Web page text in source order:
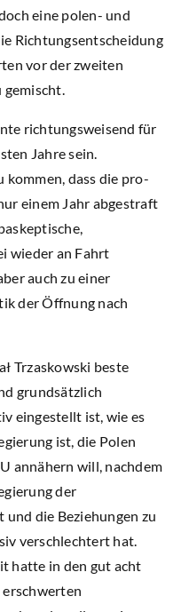
eine polen- und
Richtungsentscheidung
vor der zweiten
gemischt.
richtungsweisend für
Jahre sein.
dass die pro-
einem Jahr abgestraft
wieder an Fahrt
auch zu einer
der Öffnung nach
Trzaskowski beste
grundsätzlich
eingestellt ist, wie es
ist, die Polen
annähern will, nachdem
der
die Beziehungen zu
verschlechtert hat.
hatte in den gut acht
erschwerten